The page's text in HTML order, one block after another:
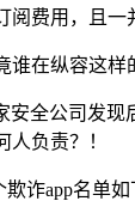
阅费用，且一
谁在纵容这样
安全公司发
人负责？！
诈app名单如